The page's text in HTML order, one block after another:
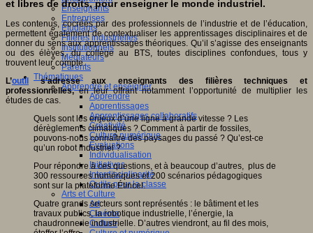
Enseignants
Entreprises
Etudiants
Filières industrielles
Institutionnels
Médiateurs
Parents
Thématiques
Apprendre et enseigner
Apprendre
Apprentissages
Apprentissages collaboratifs
Créativité
Culture numérique
Evaluations
Individualisation
Initiatives
Interdisciplinarité
Outils pour la classe
Arts et Culture
Art
Cinéma
Culture
et libres de droits, pour enseigner le monde industriel.
Les contenus, cocréés par des professionnels de l’industrie et de l’éducation,
permettent également de contextualiser les apprentissages disciplinaires et de
donner du sens aux apprentissages théoriques. Qu’il s’agisse des enseignants
ou des élèves, du collège au BTS, toutes disciplines confondues, tous y
trouvent leur compte.
L’outil
s’adresse aux enseignants des filières techniques et
professionnelles,en leur offrant notamment l’opportunité de multiplier les
études de cas.
Quels sont les enjeux d’une ligne à grande vitesse ? Les
dérèglements climatiques ? Comment à partir de fossiles,
pouvons-nous connaître des paysages du passé ? Qu’est-ce
qu’un robot industriel ?
Pour répondre à ces questions, et à beaucoup d’autres, plus de
300 ressources numériques et 200 scénarios pédagogiques
sont sur la plateforme Étincel.
Quatre grands secteurs sont représentés : le bâtiment et les
travaux publics, la robotique industrielle, l’énergie, la
chaudronnerie industrielle. D’autres viendront, au fil des mois,